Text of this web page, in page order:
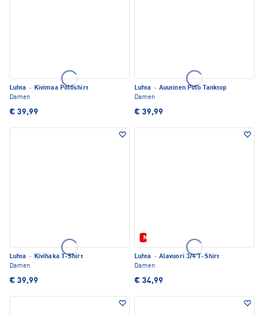
Luhta · Kivimaa Poloshirt
Damen
€ 39,99
Luhta · Auutinen Polo Tanktop
Damen
€ 39,99
Luhta · Kivihaka T-Shirt
Damen
€ 39,99
Neu
Luhta · Alavuori 3/4 T-Shirt
Damen
€ 34,99